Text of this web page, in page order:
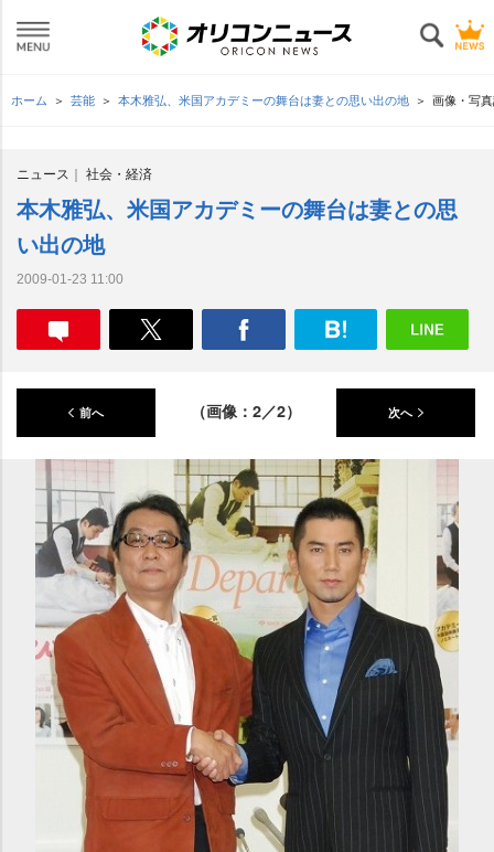
ホーム 芸能 本木雅弘、米国アカデミーの舞台は妻との思い出の地 画像・写
ニュース 社会・経済
本木雅弘、米国アカデミーの舞台は妻との思
い出の地
2009-01-23 11:00
前へ （画像：2／2） 次へ